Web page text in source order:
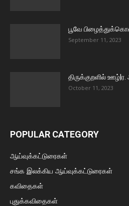
பூவே
September 11, 2023
திருக்குறளில்
October 11, 2023
POPULAR CATEGORY
ஆய்வுக்கட்டுரைகள்
சங்க இலக்கிய ஆய்வுக்கட்டுரைகள்
கவிதைகள்
புதுக்கவிதைகள்